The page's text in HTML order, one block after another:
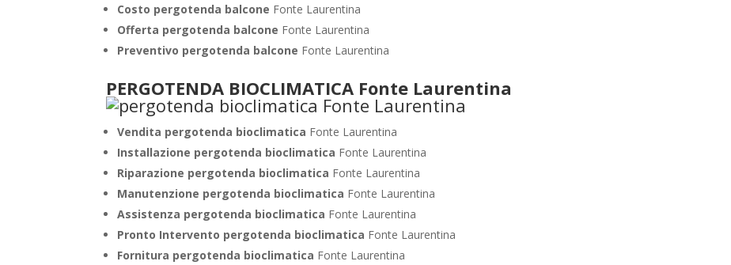
Costo pergotenda balcone Fonte Laurentina
Offerta pergotenda balcone Fonte Laurentina
Preventivo pergotenda balcone Fonte Laurentina
PERGOTENDA BIOCLIMATICA Fonte Laurentina
Vendita pergotenda bioclimatica Fonte Laurentina
Installazione pergotenda bioclimatica Fonte Laurentina
Riparazione pergotenda bioclimatica Fonte Laurentina
Manutenzione pergotenda bioclimatica Fonte Laurentina
Assistenza pergotenda bioclimatica Fonte Laurentina
Pronto Intervento pergotenda bioclimatica Fonte Laurentina
Fornitura pergotenda bioclimatica Fonte Laurentina